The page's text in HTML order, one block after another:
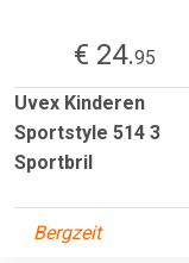
€ 24.95
Uvex Kinderen
Sportstyle 514 3
Sportbril
Bergzeit